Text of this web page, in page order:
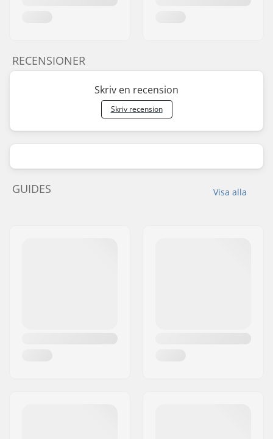
RECENSIONER
Skriv en recension
Skriv recension
Visa alla
GUIDES